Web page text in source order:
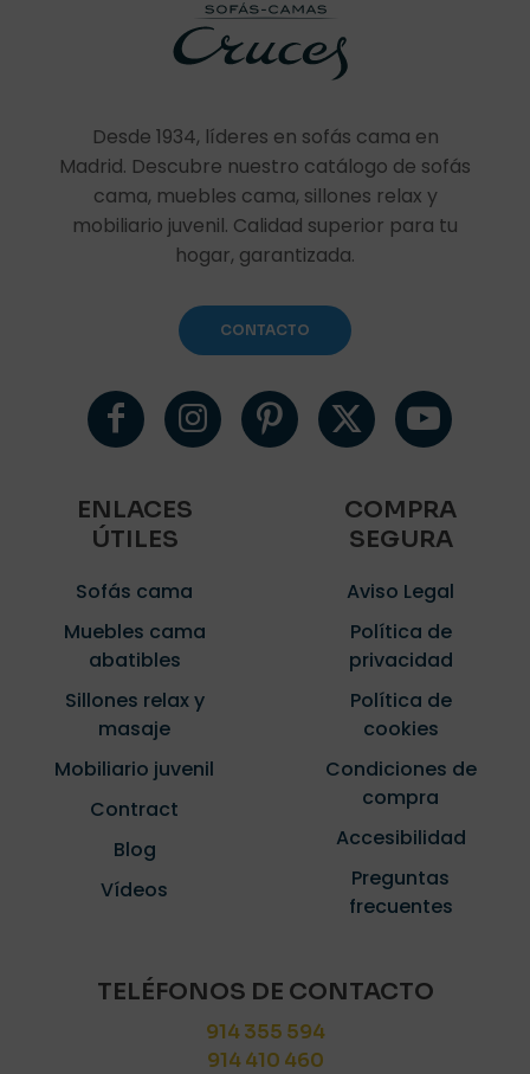
Desde 1934, líderes en sofás cama en
Madrid. Descubre nuestro catálogo de sofás
cama, muebles cama, sillones relax y
mobiliario juvenil. Calidad superior para tu
hogar, garantizada.
CONTACTO
ENLACES
ÚTILES
Sofás cama
Muebles cama
abatibles
Sillones relax y
masaje
Mobiliario juvenil
Contract
Blog
Vídeos
COMPRA
SEGURA
Aviso Legal
Política de
privacidad
Política de
cookies
Condiciones de
compra
Accesibilidad
Preguntas
frecuentes
TELÉFONOS DE CONTACTO
914 355 594
914 410 460